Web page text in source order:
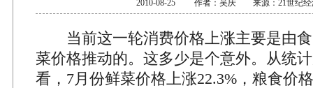
2010-08-25 作者：吴庆 来源：21世纪经
当前这一轮消费价格上涨主要是由食
菜价格推动的。这多少是个意外。从统
看，7月份鲜菜价格上涨22.3%，粮食价